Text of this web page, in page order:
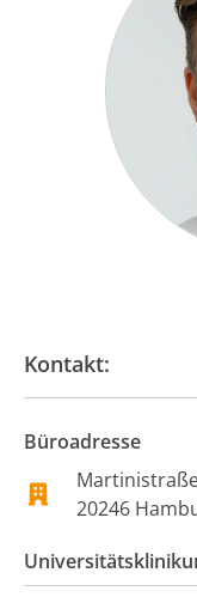
Kontakt:
Büroadresse
20246